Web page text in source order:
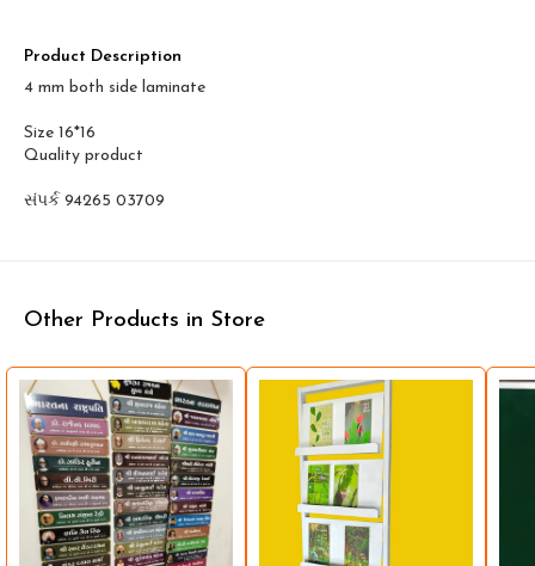
Product Description
4 mm both side laminate
Size 16*16
Quality product
સંપર્ક 94265 03709
Other Products in Store